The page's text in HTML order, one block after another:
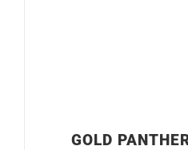
GOLD